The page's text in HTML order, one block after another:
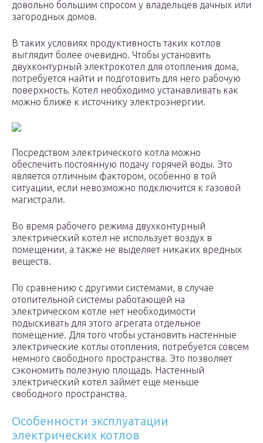
довольно большим спросом у владельцев дачных или
загородных домов.
В таких условиях продуктивность таких котлов
выглядит более очевидно. Чтобы установить
двухконтурный электрокотел для отопления дома,
потребуется найти и подготовить для него рабочую
поверхность. Котел необходимо устанавливать как
можно ближе к источнику электроэнергии.
Посредством электрического котла можно
обеспечить постоянную подачу горячей воды. Это
является отличным фактором, особенно в той
ситуации, если невозможно подключится к газовой
магистрали.
Во время рабочего режима двухконтурный
электрический котел не использует воздух в
помещении, а также не выделяет никаких вредных
веществ.
По сравнению с другими системами, в случае
отопительной системы работающей на
электрическом котле нет необходимости
подыскивать для этого агрегата отдельное
помещение. Для того чтобы установить настенные
электрические котлы отопления, потребуется совсем
немного свободного пространства. Это позволяет
сэкономить полезную площадь. Настенный
электрический котел займет еще меньше
свободного пространства.
Особенности эксплуатации
электрических котлов